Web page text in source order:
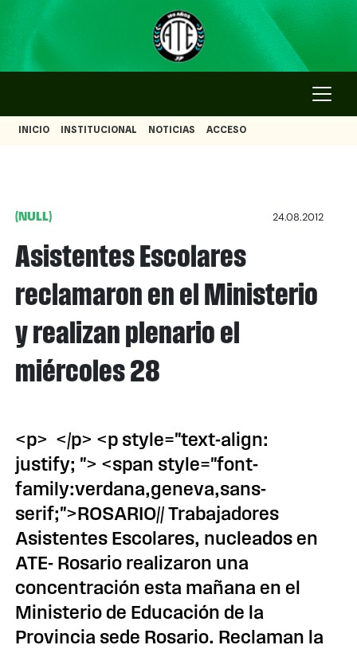
INICIO INSTITUCIONAL NOTICIAS ACCESO
(NULL) 24.08.2012
Asistentes Escolares
reclamaron en el Ministerio
y realizan plenario el
miércoles 28
<p> </p> <p style="text-align:
justify; "> <span style="font-
family:verdana,geneva,sans-
serif;">ROSARIO// Trabajadores
Asistentes Escolares, nucleados en
ATE- Rosario realizaron una
concentración esta mañana en el
Ministerio de Educación de la
Provincia sede Rosario. Reclaman la